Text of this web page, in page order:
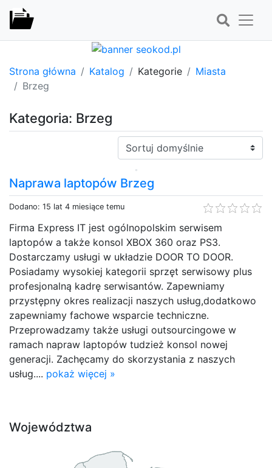
Strona główna Katalog Kategorie
Miasta
Brzeg
Kategoria: Brzeg
Sortuj:
Naprawa laptopów Brzeg
Dodano: 15 lat 4 miesiące temu
Firma Express IT jest ogólnopolskim serwisem
laptopów a także konsol XBOX 360 oraz PS3.
Dostarczamy usługi w układzie DOOR TO DOOR.
Posiadamy wysokiej kategorii sprzęt serwisowy plus
profesjonalną kadrę serwisantów. Zapewniamy
przystępny okres realizacji naszych usług,dodatkowo
zapewniamy fachowe wsparcie techniczne.
Przeprowadzamy także usługi outsourcingowe w
ramach napraw laptopów tudzież konsol nowej
generacji. Zachęcamy do skorzystania z naszych
usług.... pokaż więcej »
Województwa